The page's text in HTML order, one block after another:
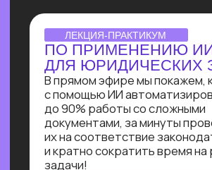
и сокращения затрат на персонал.
Узнать подробнее
ОNLINE-ИНТЕНСИВ
СОЗДАЕМ ИИ-АССИСТЕНТА
ЗА 3 ДНЯ!
Ты создашь полноценного ИИ-
ассистента, интегрированного
в Telegram, на выбранную тобой тему
без единой строчки кода!
Узнать подробнее